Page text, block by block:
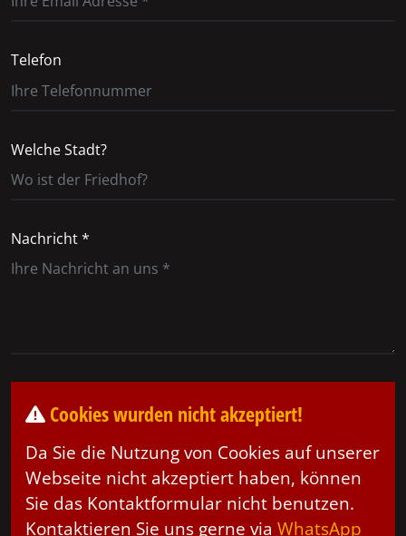
Telefon
Welche Stadt?
Nachricht *
Cookies wurden nicht akzeptiert!
Da Sie die Nutzung von Cookies auf unserer
Webseite nicht akzeptiert haben, können
Sie das Kontaktformular nicht benutzen.
Kontaktieren Sie uns gerne via WhatsApp